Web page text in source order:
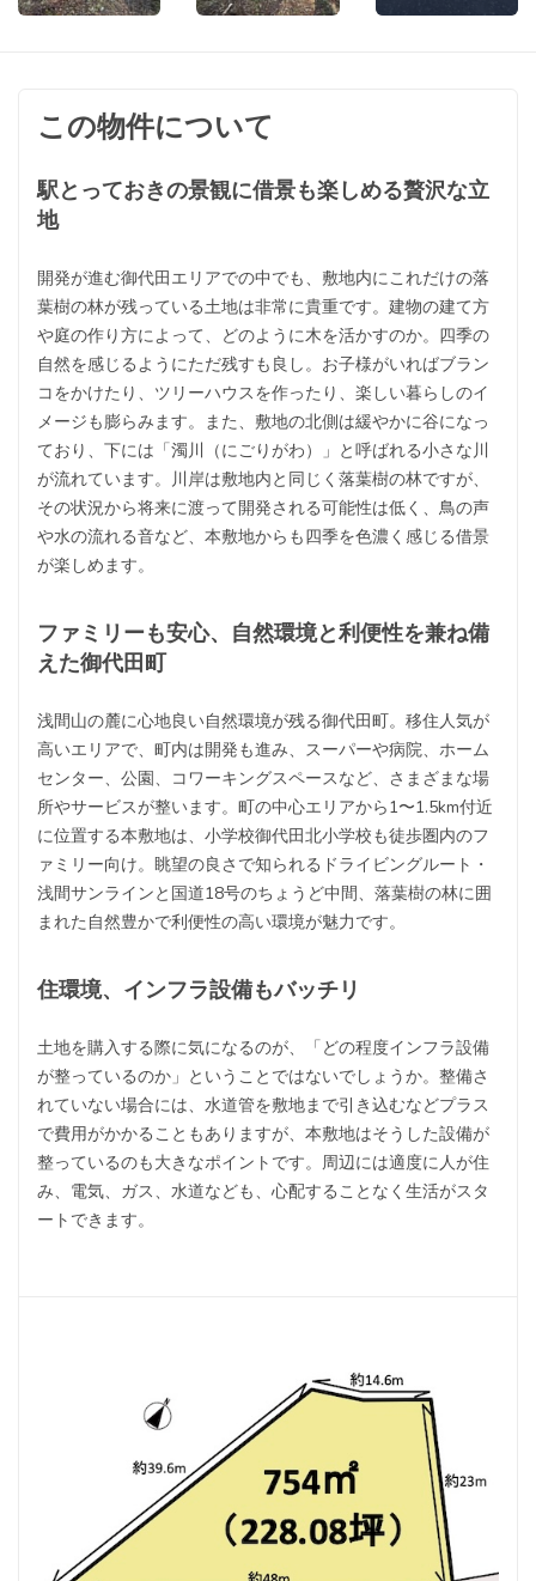
この物件について
駅とっておきの景観に借景も楽しめる贅沢な立
地
開発が進む御代田エリアでの中でも、敷地内にこれだけの落
葉樹の林が残っている土地は非常に貴重です。建物の建て方
や庭の作り方によって、どのように木を活かすのか。四季の
自然を感じるようにただ残すも良し。お子様がいればブラン
コをかけたり、ツリーハウスを作ったり、楽しい暮らしのイ
メージも膨らみます。また、敷地の北側は緩やかに谷になっ
ており、下には「濁川（にごりがわ）」と呼ばれる小さな川
が流れています。川岸は敷地内と同じく落葉樹の林ですが、
その状況から将来に渡って開発される可能性は低く、鳥の声
や水の流れる音など、本敷地からも四季を色濃く感じる借景
が楽しめます。
ファミリーも安心、自然環境と利便性を兼ね備
えた御代田町
浅間山の麓に心地良い自然環境が残る御代田町。移住人気が
高いエリアで、町内は開発も進み、スーパーや病院、ホーム
センター、公園、コワーキングスペースなど、さまざまな場
所やサービスが整います。町の中心エリアから1〜1.5km付近
に位置する本敷地は、小学校御代田北小学校も徒歩圏内のフ
ァミリー向け。眺望の良さで知られるドライビングルート・
浅間サンラインと国道18号のちょうど中間、落葉樹の林に囲
まれた自然豊かで利便性の高い環境が魅力です。
住環境、インフラ設備もバッチリ
土地を購入する際に気になるのが、「どの程度インフラ設備
が整っているのか」ということではないでしょうか。整備さ
れていない場合には、水道管を敷地まで引き込むなどプラス
で費用がかかることもありますが、本敷地はそうした設備が
整っているのも大きなポイントです。周辺には適度に人が住
み、電気、ガス、水道なども、心配することなく生活がスタ
ートできます。